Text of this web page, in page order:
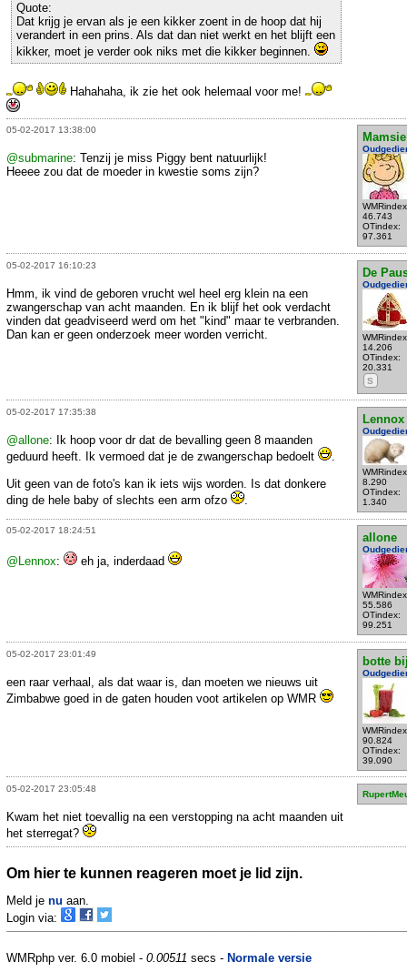
Quote:
Dat krijg je ervan als je een kikker zoent in de hoop dat hij
verandert in een prins. Als dat dan niet werkt en het blijft een
kikker, moet je verder ook niks met die kikker beginnen.
Hahahaha, ik zie het ook helemaal voor me!
05-02-2017 13:38:00
Mamsie
46.743
OTindex:
97.361
@submarine: Tenzij je miss Piggy bent natuurlijk!
Heeee zou dat de moeder in kwestie soms zijn?
05-02-2017 16:10:23
De
14.206
OTindex:
20.331
S
Hmm, ik vind de geboren vrucht wel heel erg klein na een
zwangerschap van acht maanden. En ik blijf het ook verdacht
vinden dat geadviseerd werd om het "kind" maar te verbranden.
Dan kan er geen onderzoek meer worden verricht.
05-02-2017 17:35:38
Lennox
8.290
OTindex:
1.340
@allone: Ik hoop voor dr dat de bevalling geen 8 maanden
geduurd heeft. Ik vermoed dat je de zwangerschap bedoelt
.
Uit geen van de foto's kan ik iets wijs worden. Is dat donkere
ding de hele baby of slechts een arm ofzo
.
05-02-2017 18:24:51
allone
55.586
OTindex:
99.251
@Lennox: eh ja, inderdaad
05-02-2017 23:01:49
botte
90.824
OTindex:
39.090
een raar verhaal, als dat waar is, dan moeten we nieuws uit
Zimbabwe goed in de gaten houden voot artikelen op WMR
05-02-2017 23:05:48
Kwam het niet toevallig na een verstopping na acht maanden uit
het sterregat?
Om hier te kunnen reageren moet je lid zijn.
Meld je nu aan.
Login via:
WMRphp ver. 6.0 mobiel - 0.00511 secs - Normale versie